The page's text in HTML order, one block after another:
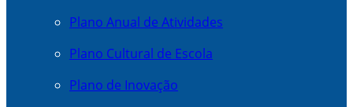
Plano Anual de Atividades
Plano Cultural de Escola
Plano de Inovação